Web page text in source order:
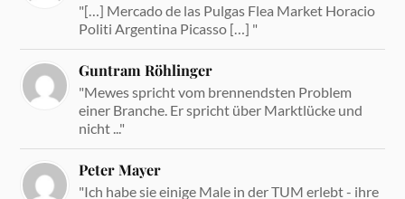
"[…] Mercado de las Pulgas Flea Market Horacio
Politi Argentina Picasso […] "
Guntram Röhlinger
"Mewes spricht vom brennendsten Problem
einer Branche. Er spricht über Marktlücke und
nicht ..."
Peter Mayer
"Ich habe sie einige Male in der TUM erlebt - ihre